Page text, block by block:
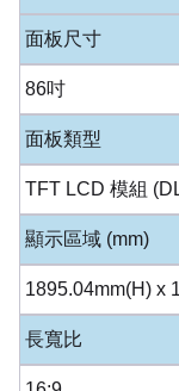
面板尺寸
86吋
面板類型
TFT LCD 模組
顯示區域 (mm)
1895.04mm(H) x
長寬比